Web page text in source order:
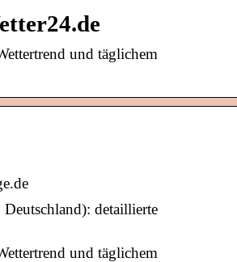
und täglichem
detaillierte
und täglichem